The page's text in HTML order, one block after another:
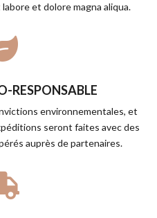
et dolore magna aliqua.
RESPONSABLE
environnementales, et
seront faites avec des
auprès de partenaires.